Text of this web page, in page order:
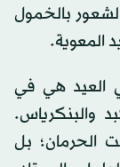
بالخمول
المعوية.
العيد هي في
والبنكرياس.
الحرمان؛ بل